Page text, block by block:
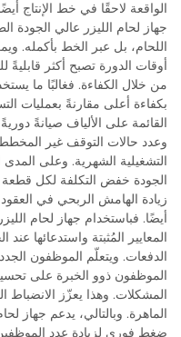
الواقعة لاحقًا في خط الإنتاج
جهاز لحام الليزر عالي الجودة
اللحام، بل عبر الخط بأكمله.
أوقات الدورة تصبح أكثر قابليةً
من خلال الكفاءة. فغالبًا ما
بكفاءة أعلى مقارنةً بعمليات
القائمة على الألياف صيانةً
وعدد حالات التوقف غير
التشغيلية الشهرية. وعلى
الجودة خفض التكلفة لكل قطعة
زيادة الهامش الربحي في العقود
أيضًا. فباستخدام جهاز لحام
المعايير المُثبتة واستدعائها
الدفعات. ويتعلّم الموظفون
الموظفون ذوو الخبرة على
المشكلات. وهذا يعزّز الانضباط
الماهرة. وبالتالي، يدعم جهاز
ضغط فوري لزيادة عدد